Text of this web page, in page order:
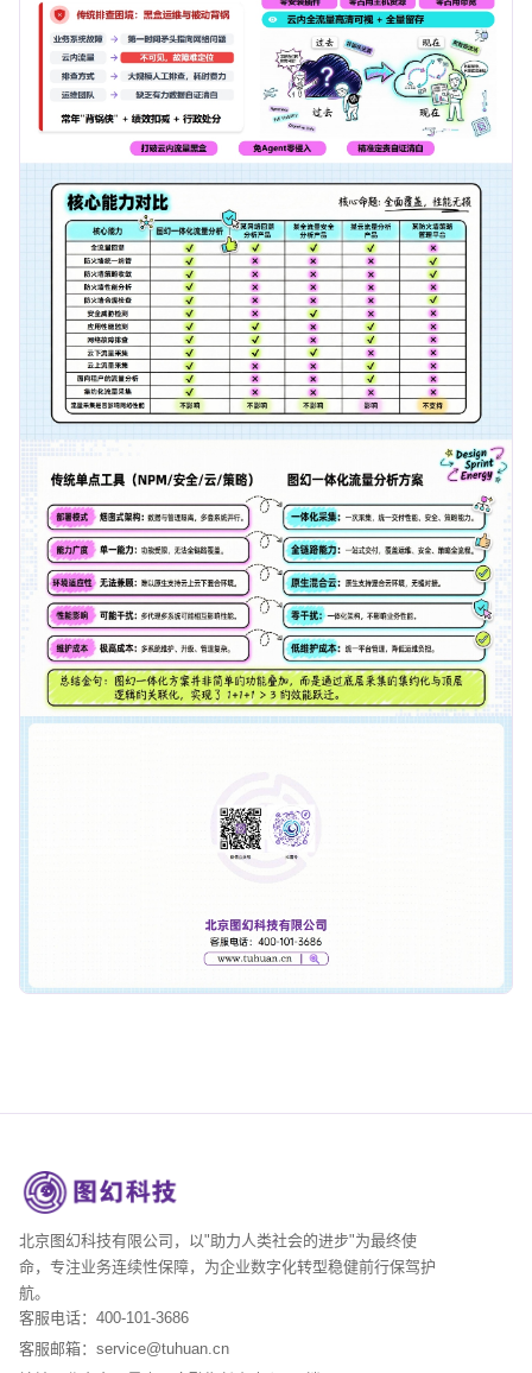
北京图幻科技有限公司，以"助力人类社会的进步"为最终使
命，专注业务连续性保障，为企业数字化转型稳健前行保驾护
航。
客服电话：400-101-3686
客服邮箱：service@tuhuan.cn